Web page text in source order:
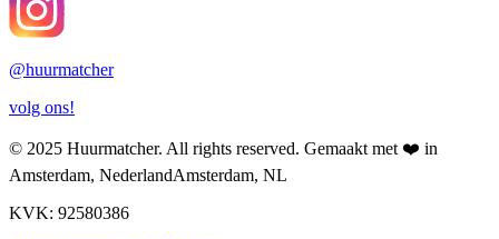
@huurmatcher
volg ons!
© 2025 Huurmatcher. All rights reserved. Gemaakt met ❤️ in
Amsterdam, NederlandAmsterdam, NL
KVK: 92580386